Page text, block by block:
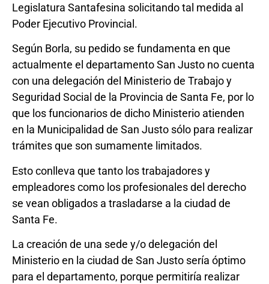
Legislatura Santafesina solicitando tal medida al
Poder Ejecutivo Provincial.
Según Borla, su pedido se fundamenta en que
actualmente el departamento San Justo no cuenta
con una delegación del Ministerio de Trabajo y
Seguridad Social de la Provincia de Santa Fe, por lo
que los funcionarios de dicho Ministerio atienden
en la Municipalidad de San Justo sólo para realizar
trámites que son sumamente limitados.
Esto conlleva que tanto los trabajadores y
empleadores como los profesionales del derecho
se vean obligados a trasladarse a la ciudad de
Santa Fe.
La creación de una sede y/o delegación del
Ministerio en la ciudad de San Justo sería óptimo
para el departamento, porque permitiría realizar